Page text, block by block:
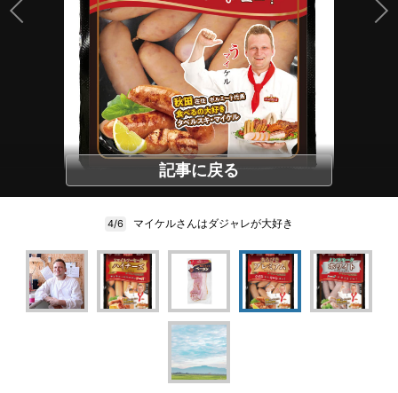
記事に戻る
4/6 マイケルさんはダジャレが大好き